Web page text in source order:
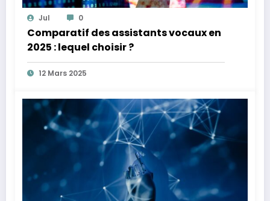
Jul 0
Comparatif des assistants vocaux en
2025 : lequel choisir ?
12 Mars 2025